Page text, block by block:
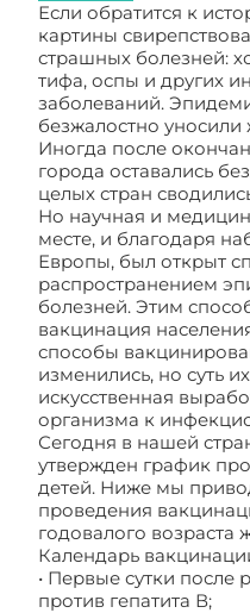
Если обратится к
картины
страшных болезней:
тифа, оспы и других
заболеваний.
безжалостно
Иногда после
города оставались
целых стран
Но научная и
месте, и благодаря
Европы, был открыт
распространением
болезней. Этим
вакцинация
способы
изменились, но суть
искусственная
организма к
Сегодня в нашей
утвержден график
детей. Ниже мы
проведения
годовалого возраста
Календарь
• Первые сутки после
против гепатита В;